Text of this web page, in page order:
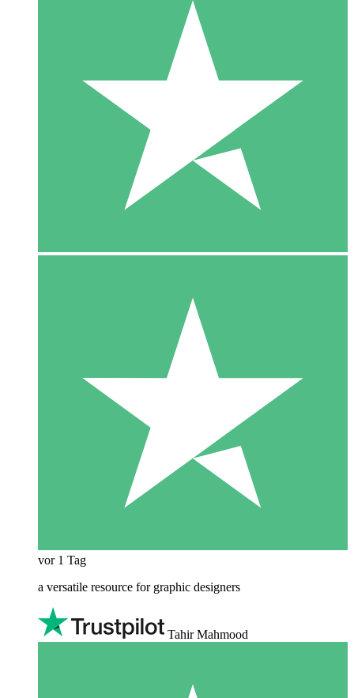
vor 1 Tag
a versatile resource for graphic designers
Tahir Mahmood